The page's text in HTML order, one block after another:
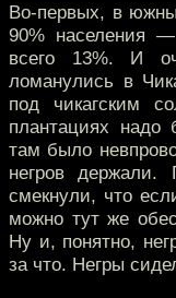
Во-первых, в
90% населения
всего 13%. И
ломанулись в
под чикагским
плантациях надо
там было
негров держали.
смекнули, что
можно тут же
Ну и, понятно,
за что. Негры